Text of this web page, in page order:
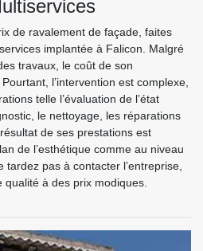
de ravalement de façade, faites
implantée à Falicon. Malgré
travaux, le coût de son
l’intervention est complexe,
telle l’évaluation de l’état
le nettoyage, les réparations
de ses prestations est
de l’esthétique comme au niveau
tardez pas à contacter l’entreprise,
à des prix modiques.